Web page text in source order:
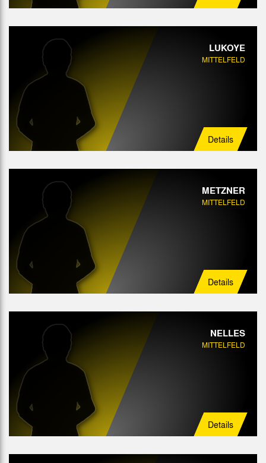
LUKOYE
MITTELFELD
Details
METZNER
MITTELFELD
Details
NELLES
MITTELFELD
Details